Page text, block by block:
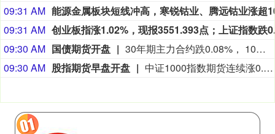
09:31 AM
09:31 AM
09:30 AM 国债期货开盘
30年期主力合约跌0.08%， 10年期主力合约跌0.01%， 5年期主力合约跌0.01%， 2年期主力合约基本持平。
09:30 AM 股指期货早盘开盘 中证1000指数期货连续涨0.11%， 沪深300指数期货连续涨0.22%， 中证500指数期货连续涨0.11%， 上证50指数期货连续涨0.12%。